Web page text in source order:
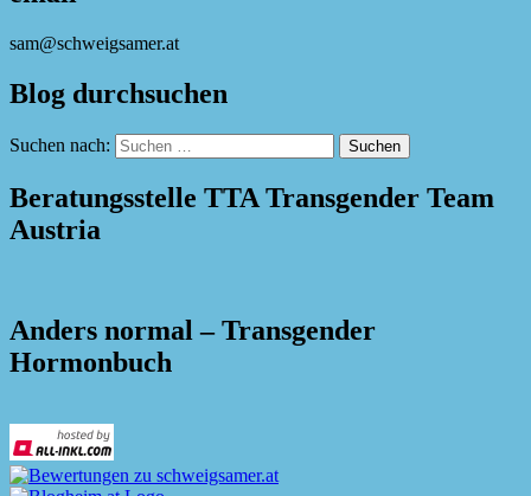
sam@schweigsamer.at
Blog durchsuchen
Suchen nach:
Beratungsstelle TTA Transgender Team
Austria
Anders normal – Transgender
Hormonbuch